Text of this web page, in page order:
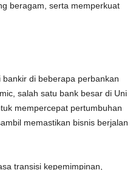
beragam, serta memperkuat
di beberapa perbankan
salah satu bank besar di Uni
mempercepat pertumbuhan
memastikan bisnis berjalan
transisi kepemimpinan,